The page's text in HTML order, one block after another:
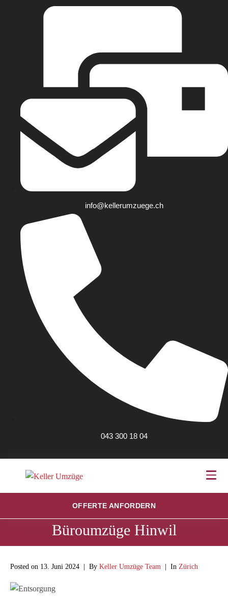
info@kellerumzuege.ch
043 300 18 04
OFFERTE ANFORDERN
Büroumzüge Hinwil
Posted on 13. Juni 2024 By Keller Umzüge Team In Zürich